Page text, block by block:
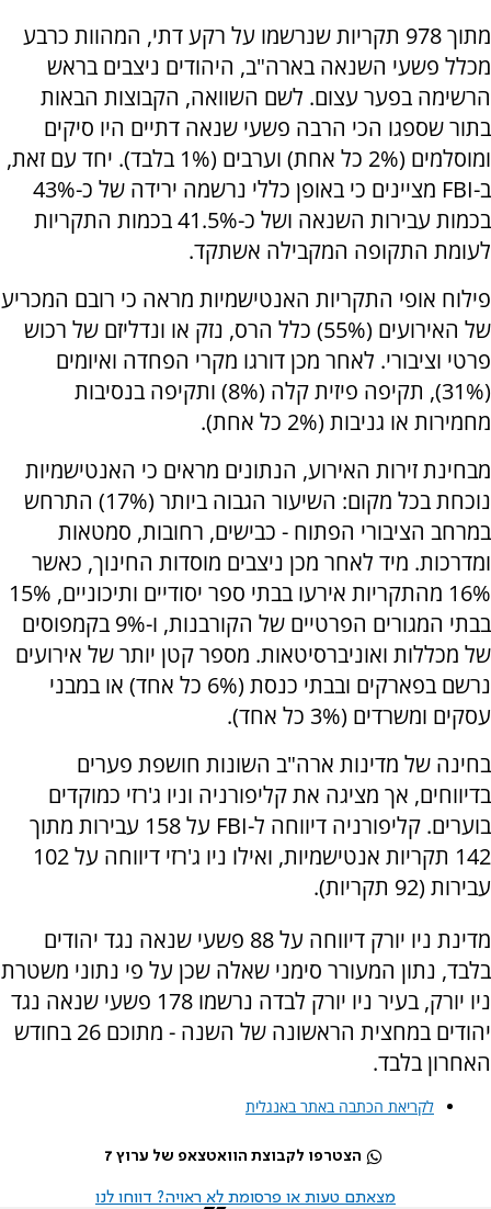
מתוך 978 תקריות שנרשמו על רקע דתי, המהוות כרבע
מכלל פשעי השנאה בארה"ב, היהודים ניצבים בראש
הרשימה בפער עצום. לשם השוואה, הקבוצות הבאות
בתור שספגו הכי הרבה פשעי שנאה דתיים היו סיקים
ומוסלמים (2% כל אחת) וערבים (1% בלבד). יחד עם זאת,
ב-FBI מציינים כי באופן כללי נרשמה ירידה של כ-43%
בכמות עבירות השנאה ושל כ-41.5% בכמות התקריות
לעומת התקופה המקבילה אשתקד.
פילוח אופי התקריות האנטישמיות מראה כי רובם המכריע
של האירועים (55%) כלל הרס, נזק או ונדליזם של רכוש
פרטי וציבורי. לאחר מכן דורגו מקרי הפחדה ואיומים
(31%), תקיפה פיזית קלה (8%) ותקיפה בנסיבות
מחמירות או גניבות (2% כל אחת).
מבחינת זירות האירוע, הנתונים מראים כי האנטישמיות
נוכחת בכל מקום: השיעור הגבוה ביותר (17%) התרחש
במרחב הציבורי הפתוח - כבישים, רחובות, סמטאות
ומדרכות. מיד לאחר מכן ניצבים מוסדות החינוך, כאשר
16% מהתקריות אירעו בבתי ספר יסודיים ותיכוניים, 15%
בבתי המגורים הפרטיים של הקורבנות, ו-9% בקמפוסים
של מכללות ואוניברסיטאות. מספר קטן יותר של אירועים
נרשם בפארקים ובבתי כנסת (6% כל אחד) או במבני
עסקים ומשרדים (3% כל אחד).
בחינה של מדינות ארה"ב השונות חושפת פערים
בדיווחים, אך מציגה את קליפורניה וניו ג'רזי כמוקדים
בוערים. קליפורניה דיווחה ל-FBI על 158 עבירות מתוך
142 תקריות אנטישמיות, ואילו ניו ג'רזי דיווחה על 102
עבירות (92 תקריות).
מדינת ניו יורק דיווחה על 88 פשעי שנאה נגד יהודים
בלבד, נתון המעורר סימני שאלה שכן על פי נתוני משטרת
ניו יורק, בעיר ניו יורק לבדה נרשמו 178 פשעי שנאה נגד
יהודים במחצית הראשונה של השנה - מתוכם 26 בחודש
האחרון בלבד.
לקריאת הכתבה באתר באנגלית
הצטרפו לקבוצת הוואטצאפ של ערוץ 7
מצאתם טעות או פרסומת לא ראויה? דווחו לנו